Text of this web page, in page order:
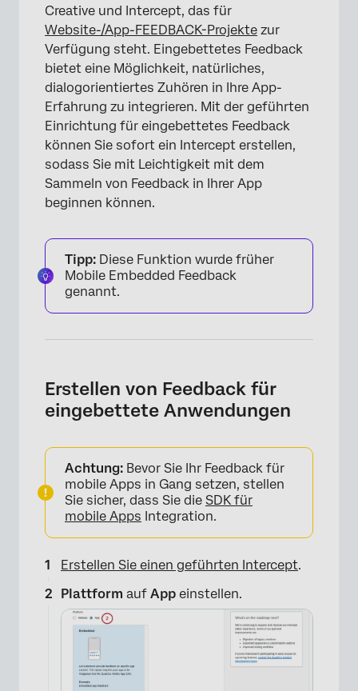
Creative und Intercept, das für
Website-/App-FEEDBACK-Projekte zur
Verfügung steht. Eingebettetes Feedback
bietet eine Möglichkeit, natürliches,
dialogorientiertes Zuhören in Ihre App-
Erfahrung zu integrieren. Mit der geführten
Einrichtung für eingebettetes Feedback
können Sie sofort ein Intercept erstellen,
sodass Sie mit Leichtigkeit mit dem
Sammeln von Feedback in Ihrer App
beginnen können.
Tipp: Diese Funktion wurde früher
Mobile Embedded Feedback
genannt.
Erstellen von Feedback für
eingebettete Anwendungen
Achtung: Bevor Sie Ihr Feedback für
mobile Apps in Gang setzen, stellen
Sie sicher, dass Sie die SDK für
mobile Apps Integration.
Erstellen Sie einen geführten Intercept.
Plattform auf App einstellen.